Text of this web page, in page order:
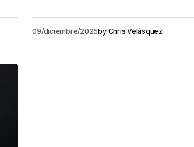
09/diciembre/2025by Chris Velásquez